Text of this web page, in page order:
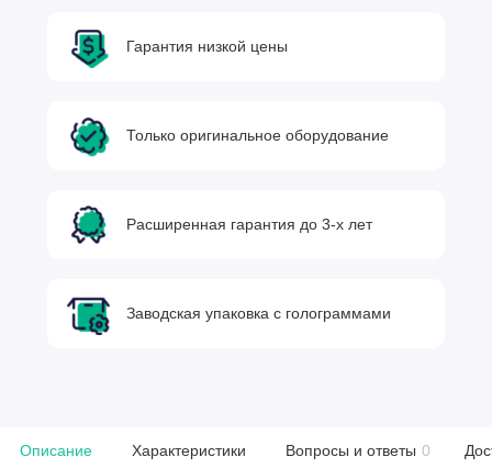
Гарантия низкой цены
Только оригинальное оборудование
Расширенная гарантия до 3-х лет
Заводская упаковка с голограммами
Описание Характеристики Вопросы и ответы 0